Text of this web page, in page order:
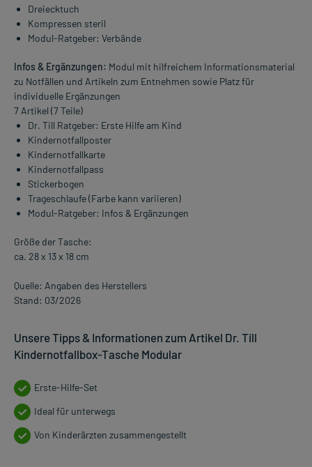
Dreiecktuch
Kompressen steril
Modul-Ratgeber: Verbände
Infos & Ergänzungen: Modul mit hilfreichem Informationsmaterial
zu Notfällen und Artikeln zum Entnehmen sowie Platz für
individuelle Ergänzungen
7 Artikel (7 Teile)
Dr. Till Ratgeber: Erste Hilfe am Kind
Kindernotfallposter
Kindernotfallkarte
Kindernotfallpass
Stickerbogen
Trageschlaufe (Farbe kann variieren)
Modul-Ratgeber: Infos & Ergänzungen
Größe der Tasche:
ca. 28 x 13 x 18 cm
Quelle: Angaben des Herstellers
Stand: 03/2026
Unsere Tipps & Informationen zum Artikel Dr. Till
Kindernotfallbox-Tasche Modular
Erste-Hilfe-Set
Ideal für unterwegs
Von Kinderärzten zusammengestellt